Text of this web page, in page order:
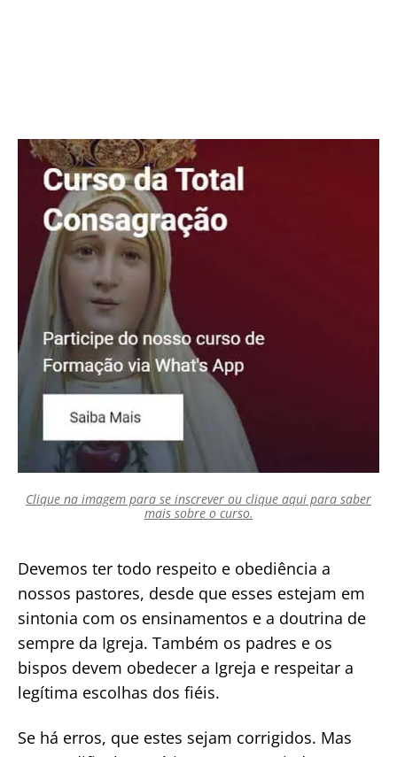
Clique na imagem para se inscrever ou clique aqui para saber
mais sobre o curso.
Devemos ter todo respeito e obediência a
nossos pastores, desde que esses estejam em
sintonia com os ensinamentos e a doutrina de
sempre da Igreja. Também os padres e os
bispos devem obedecer a Igreja e respeitar a
legítima escolhas dos fiéis.
Se há erros, que estes sejam corrigidos. Mas